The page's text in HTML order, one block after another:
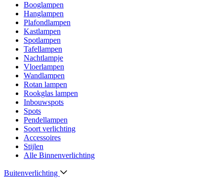
Booglampen
Hanglampen
Plafondlampen
Kastlampen
Spotlampen
Tafellampen
Nachtlampje
Vloerlampen
Wandlampen
Rotan lampen
Rookglas lampen
Inbouwspots
Spots
Pendellampen
Soort verlichting
Accessoires
Stijlen
Alle Binnenverlichting
Buitenverlichting